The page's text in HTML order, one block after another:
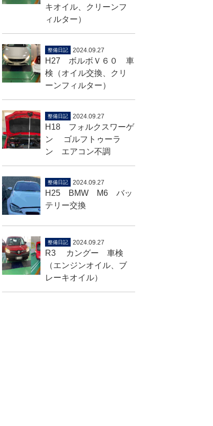
キオイル、クリーンフ
ィルター）
整備日記 2024.09.27
H27 ボルボＶ６０ 車
検（オイル交換、クリ
ーンフィルター）
整備日記 2024.09.27
H18 フォルクスワーゲ
ン ゴルフトゥーラ
ン エアコン不調
整備日記 2024.09.27
H25 BMW M6 バッ
テリー交換
整備日記 2024.09.27
R3 カングー 車検
（エンジンオイル、ブ
レーキオイル）